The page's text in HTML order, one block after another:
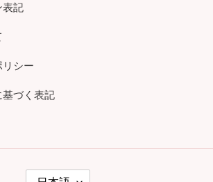
表記
リシー
づく表記